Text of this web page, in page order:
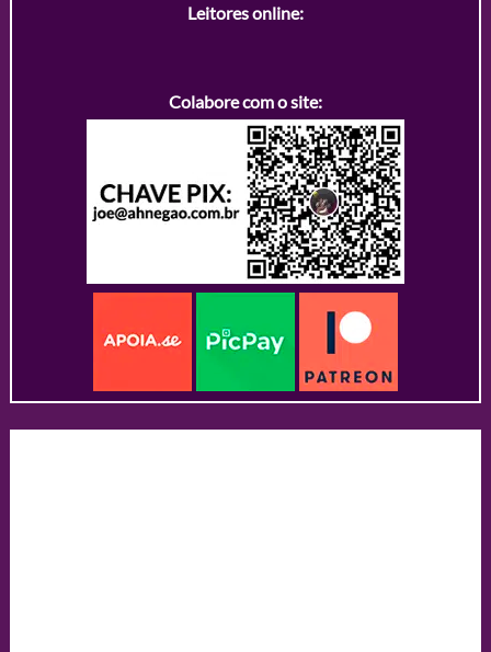
Leitores online:
Colabore com o site: